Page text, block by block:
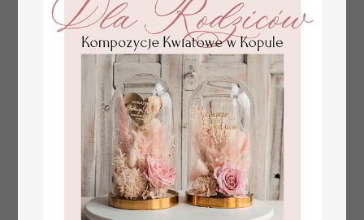
na alkohol, zawieszki na
butelkę z perełkami,
rózne treści na
zawieszkach ślubnych,
zawieszki ze złotymi
literami i perełkami
2.56 PLN/3.20 PLN